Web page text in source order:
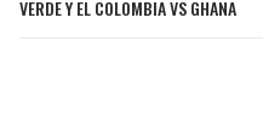
VERDE Y EL COLOMBIA VS GHANA